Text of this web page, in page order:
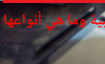
وما هي أنواعها